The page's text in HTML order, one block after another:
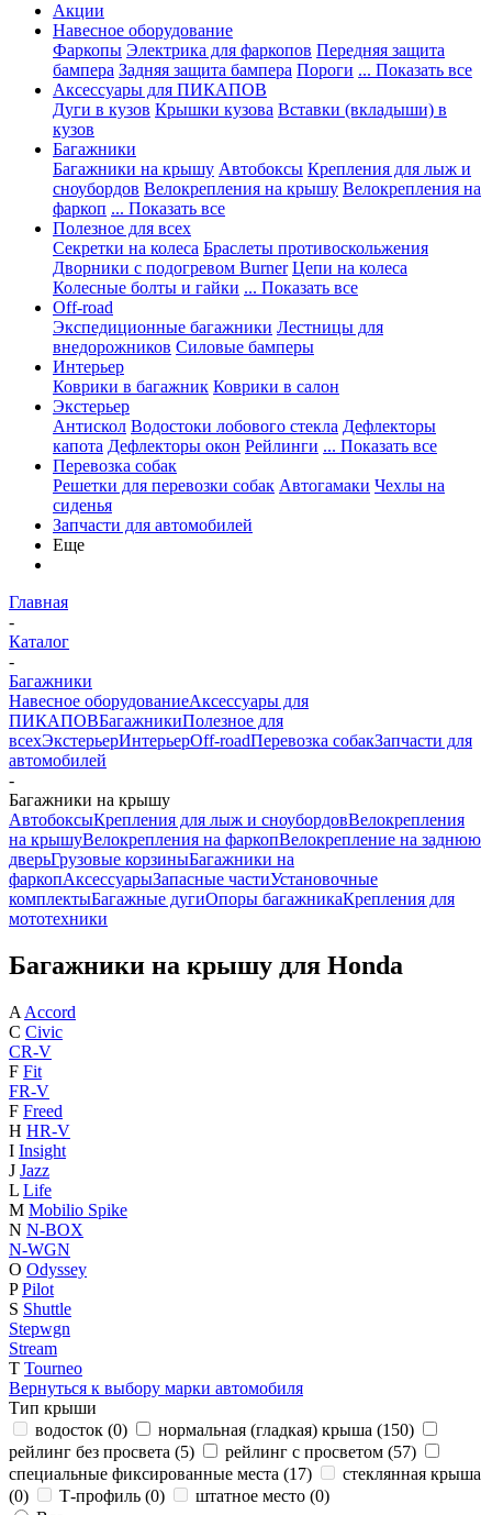
Акции
Навесное оборудование
Фаркопы Электрика для фаркопов Передняя защита
бампера Задняя защита бампера Пороги ... Показать все
Аксессуары для ПИКАПОВ
Дуги в кузов Крышки кузова Вставки (вкладыши) в
кузов
Багажники
Багажники на крышу Автобоксы Крепления для лыж и
сноубордов Велокрепления на крышу Велокрепления на
фаркоп ... Показать все
Полезное для всех
Секретки на колеса Браслеты противоскольжения
Дворники с подогревом Burner Цепи на колеса
Колесные болты и гайки ... Показать все
Off-road
Экспедиционные багажники Лестницы для
внедорожников Силовые бамперы
Интерьер
Коврики в багажник Коврики в салон
Экстерьер
Антискол Водостоки лобового стекла Дефлекторы
капота Дефлекторы окон Рейлинги ... Показать все
Перевозка собак
Решетки для перевозки собак Автогамаки Чехлы на
сиденья
Запчасти для автомобилей
Еще
Главная
-
Каталог
-
Багажники
Навесное оборудованиеАксессуары для
ПИКАПОВБагажникиПолезное для
всехЭкстерьерИнтерьерOff-roadПеревозка собакЗапчасти для
автомобилей
-
Багажники на крышу
АвтобоксыКрепления для лыж и сноубордовВелокрепления
на крышуВелокрепления на фаркопВелокрепление на заднюю
дверьГрузовые корзиныБагажники на
фаркопАксессуарыЗапасные частиУстановочные
комплектыБагажные дугиОпоры багажникаКрепления для
мототехники
Багажники на крышу для Honda
A Accord
C Civic
CR-V
F Fit
FR-V
F Freed
H HR-V
I Insight
J Jazz
L Life
M Mobilio Spike
N N-BOX
N-WGN
O Odyssey
P Pilot
S Shuttle
Stepwgn
Stream
T Tourneo
Вернуться к выбору марки автомобиля
Тип крыши
водосток (0) нормальная (гладкая) крыша (150)
рейлинг без просвета (5) рейлинг с просветом (57)
специальные фиксированные места (17)
стеклянная крыша
(0) Т-профиль (0) штатное место (0)